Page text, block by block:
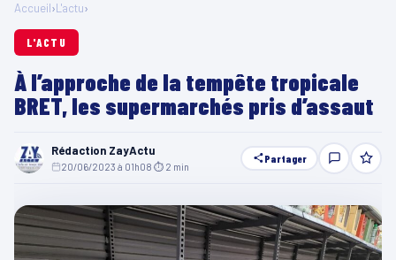
Accueil›L'actu›
L'ACTU
À l’approche de la tempête tropicale
BRET, les supermarchés pris d’assaut
Rédaction ZayActu
20/06/2023 à 01h08 ⏱ 2 min
Partager